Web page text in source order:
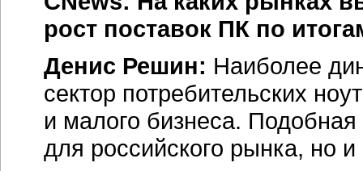
рост поставок ПК по
Денис Решин: Наиболее
сектор потребительских
и малого бизнеса.
для российского рынка, но